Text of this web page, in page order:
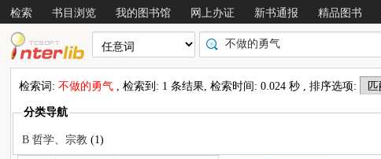
检索 书目浏览 我的图书馆 网上办证 新书通报 精品图书
检索词:不做的勇气 , 检索到: 1 条结果, 检索时间: 0.024 秒 , 排序选项:
分类导航
B 哲学、宗教 (1)